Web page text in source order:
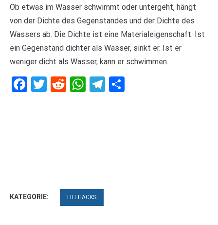
Ob etwas im Wasser schwimmt oder untergeht, hängt
von der Dichte des Gegenstandes und der Dichte des
Wassers ab. Die Dichte ist eine Materialeigenschaft. Ist
ein Gegenstand dichter als Wasser, sinkt er. Ist er
weniger dicht als Wasser, kann er schwimmen.
Facebook
Twitter
RedditWhatsApp
Telegram
KATEGORIE: LIFEHACKS